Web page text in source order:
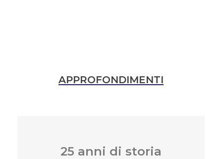
APPROFONDIMENTI
25 anni di storia